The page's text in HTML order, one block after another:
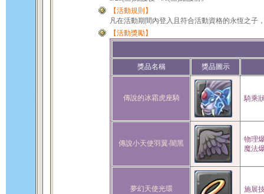
【活動規則】
凡在活動期間內登入且符合活動資格的永恆之子
【活動獎勵】
獎品名稱 獎品圖示
傳說的冰霜虎座騎 騎乘
傳說小天使羽翼‧闇黑
物理
魔法
夢幻天使光環 施展